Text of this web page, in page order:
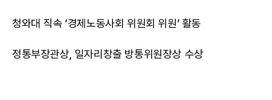
청와대 직속 ‘경제노동사회 위원회 위원’ 활동
정통부장관상, 일자리창출 방통위원장상 수상